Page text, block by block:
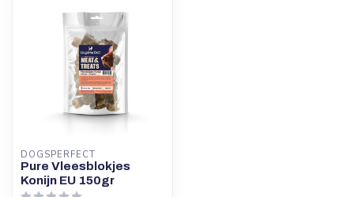
DOGSPERFECT
Pure Vleesblokjes
Konijn EU 150gr